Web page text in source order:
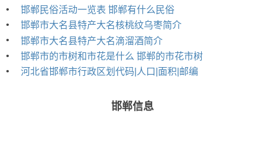
•
邯郸民俗活动一览表 邯郸有什么民俗
•
邯郸市大名县特产大名核桃纹乌枣简介
•
邯郸市大名县特产大名滴溜酒简介
•
邯郸市的市树和市花是什么 邯郸的市花市树
•
河北省邯郸市行政区划代码|人口|面积|邮编
邯郸信息